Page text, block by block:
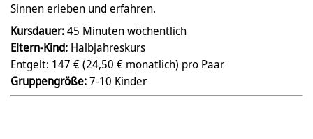
Sinnen erleben und erfahren.
Kursdauer:45 Minuten wöchentlich
Eltern-Kind: Halbjahreskurs
Entgelt: 147 € (24,50 € monatlich) pro Paar
Gruppengröße:7-10 Kinder